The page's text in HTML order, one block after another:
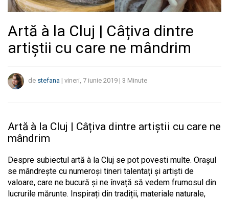
Artă à la Cluj | Câțiva dintre
artiștii cu care ne mândrim
de stefana | vineri, 7 iunie 2019 | 3 Minute
Artă à la Cluj | Câțiva dintre artiștii cu care ne
mândrim
Despre subiectul artă à la Cluj se pot povesti multe. Orașul
se mândrește cu numeroși tineri talentați și artiști de
valoare, care ne bucură și ne învață să vedem frumosul din
lucrurile mărunte. Inspirați din tradiții, materiale naturale,